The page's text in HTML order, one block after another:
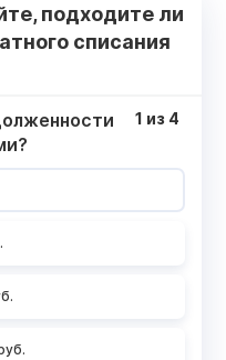
подходите ли
списания
1 из 4